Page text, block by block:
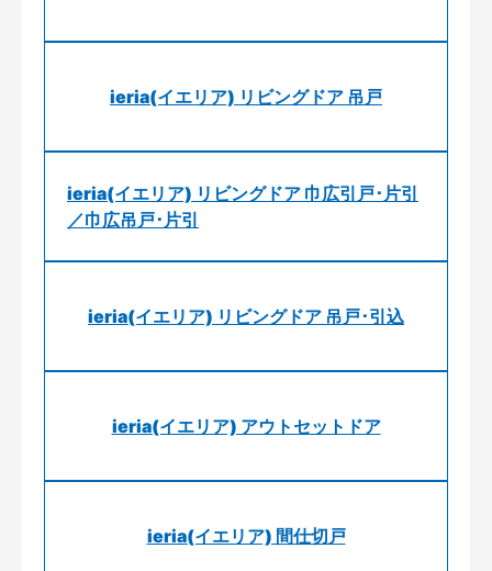
ieria(イエリア) リビングドア 吊戸
ieria(イエリア) リビングドア 巾広引戸･片引
／巾広吊戸･片引
ieria(イエリア) リビングドア 吊戸･引込
ieria(イエリア) アウトセットドア
ieria(イエリア) 間仕切戸